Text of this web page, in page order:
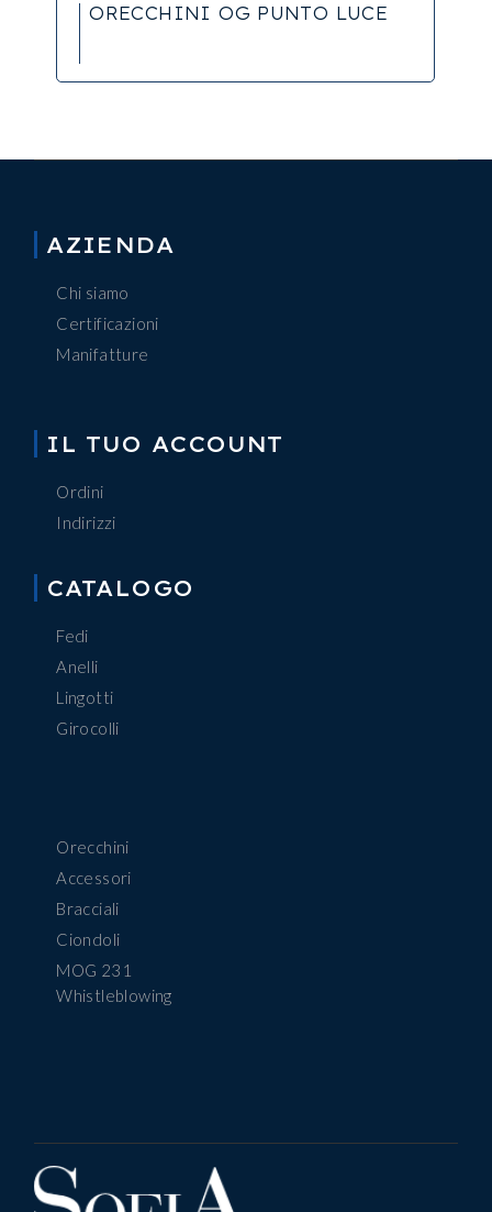
ORECCHINI OG PUNTO LUCE
AZIENDA
Chi siamo
Certificazioni
Manifatture
IL TUO ACCOUNT
Ordini
Indirizzi
CATALOGO
Fedi
Anelli
Lingotti
Girocolli
Orecchini
Accessori
Bracciali
Ciondoli
MOG 231
Whistleblowing